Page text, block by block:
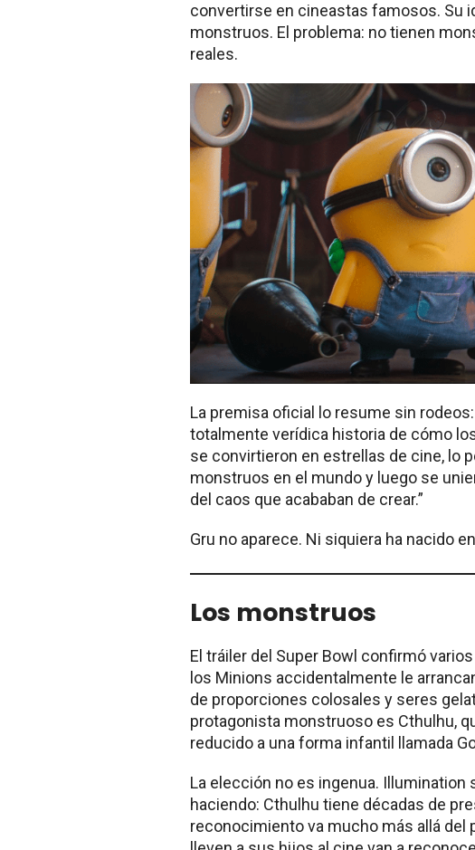
convertirse en cineastas famosos. Su
monstruos. El problema: no tienen
reales.
La premisa oficial lo resume sin
totalmente verídica historia de cómo
se convirtieron en estrellas de cine, lo
monstruos en el mundo y luego se
del caos que acababan de crear.”
Gru no aparece. Ni siquiera ha nacido
Los monstruos
El tráiler del Super Bowl confirmó
los Minions accidentalmente le
de proporciones colosales y seres
protagonista monstruoso es Cthulhu,
reducido a una forma infantil llamada
La elección no es ingenua.
haciendo: Cthulhu tiene décadas de
reconocimiento va mucho más allá del